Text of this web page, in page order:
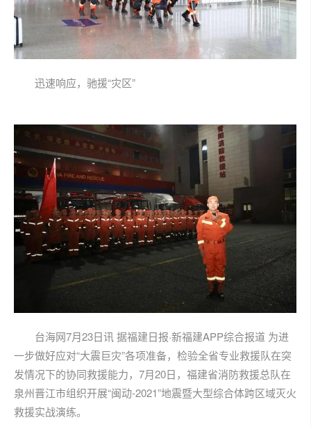
迅速响应，驰援“灾区”
台海网7月23日讯 据福建日报·新福建APP综合报道 为进
一步做好应对“大震巨灾”各项准备，检验全省专业救援队在突
发情况下的协同救援能力，7月20日，福建省消防救援总队在
泉州晋江市组织开展“闽动-2021”地震暨大型综合体跨区域灭火
救援实战演练。